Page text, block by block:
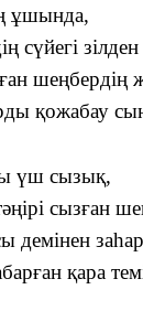
ұшында,
сүйегі
шеңбердің
қожабау
үш сызық,
сызған
заһар
қара